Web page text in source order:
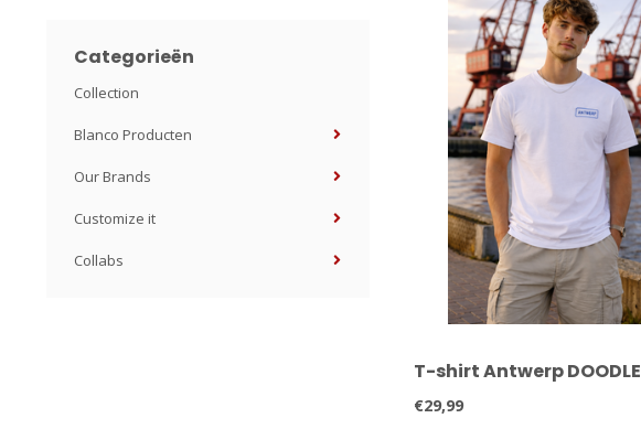
Categorieën
Collection
Blanco Producten
Our Brands
Customize it
Collabs
T-shirt Antwerp DOODLE
€29,99